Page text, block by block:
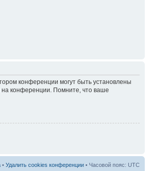
конференции могут быть установлены
на конференции. Помните, что ваше
• Удалить cookies конференции • Часовой пояс: UTC